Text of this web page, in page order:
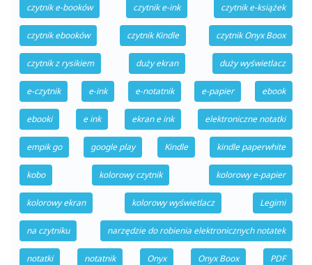
czytnik e-booków czytnik e-ink czytnik e-książek
czytnik ebooków czytnik Kindle czytnik Onyx Boox
czytnik z rysikiem duży ekran duży wyświetlacz
e-czytnik e-ink e-notatnik e-papier ebook
ebooki e ink ekran e ink elektroniczne notatki
empik go google play Kindle kindle paperwhite
kobo kolorowy czytnik kolorowy e-papier
kolorowy ekran kolorowy wyświetlacz Legimi
na czytniku narzędzie do robienia elektronicznych notatek
notatki notatnik Onyx Onyx Boox PDF